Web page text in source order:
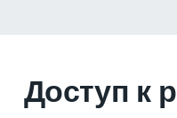
Доступ к